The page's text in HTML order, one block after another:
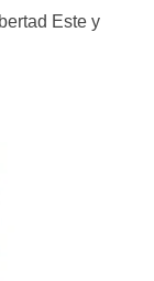
Este y